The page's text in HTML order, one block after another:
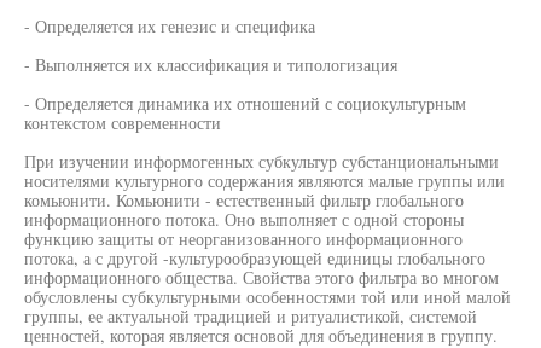
- Определяется их генезис и специфика
- Выполняется их классификация и типологизация
- Определяется динамика их отношений с социокультурным
контекстом современности
При изучении информогенных субкультур субстанциональными
носителями культурного содержания являются малые группы или
комьюнити. Комьюнити - естественный фильтр глобального
информационного потока. Оно выполняет с одной стороны
функцию защиты от неорганизованного информационного
потока, а с другой -культурообразующей единицы глобального
информационного общества. Свойства этого фильтра во многом
обусловлены субкультурными особенностями той или иной малой
группы, ее актуальной традицией и ритуалистикой, системой
ценностей, которая является основой для объединения в группу.